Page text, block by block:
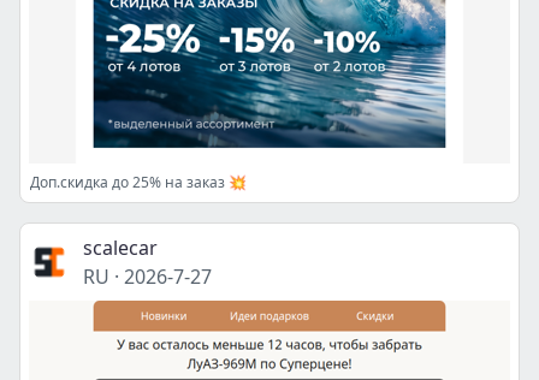
Доп.скидка до 25% на заказ 💥
scalecar
RU · 2026-7-27